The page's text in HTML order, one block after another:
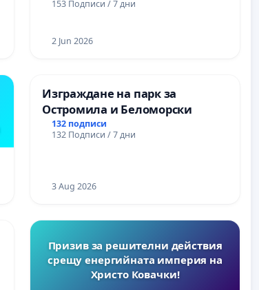
Могиланската могила във
153 Подписи / 7 дни
2 Jun 2026
Изграждане на парк за
Остромила и Беломорски
132 подписи
132 Подписи / 7 дни
3 Aug 2026
Призив за решителни действия
срещу енергийната империя на
Христо Ковачки!